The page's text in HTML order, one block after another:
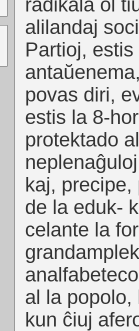
radikala ol
alilandaj
Partioj, estis
povas diri,
estis la 8-
protektado
kaj, precipe,
de la eduk-
celante la
analfabeteco
al la popolo,
kun ĉiuj